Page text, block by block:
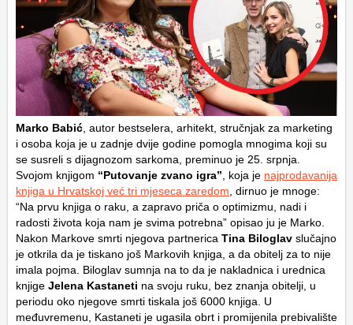
Marko Babić , autor bestselera, arhitekt, stručnjak za marketing
i osoba koja je u zadnje dvije godine pomogla mnogima koji su
se susreli s dijagnozom sarkoma, preminuo je 25. srpnja.
Svojom knjigom “Putovanje zvano igra” , koja je najprodavanija
knjiga u Hrvatskoj već tri mjeseca zaredom , dirnuo je mnoge:
“Na prvu knjiga o raku, a zapravo priča o optimizmu, nadi i
radosti života koja nam je svima potrebna” opisao ju je Marko.
Nakon Markove smrti njegova partnerica Tina Biloglav slučajno
je otkrila da je tiskano još Markovih knjiga, a da obitelj za to nije
imala pojma. Biloglav sumnja na to da je nakladnica i urednica
knjige Jelena Kastaneti na svoju ruku, bez znanja obitelji, u
periodu oko njegove smrti tiskala još 6000 knjiga. U
međuvremenu, Kastaneti je ugasila obrt i promijenila prebivalište